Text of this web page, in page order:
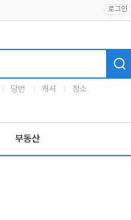
로그인
당번 캐셔 청소
부동산